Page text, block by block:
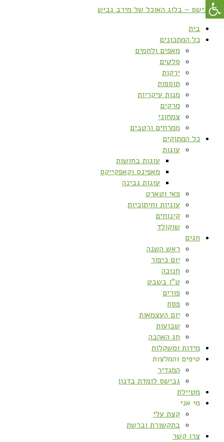
בית
כל המתכונים
מאפים ולחמים
סלטים
ירקות
תוספות
מנות עיקריות
מרקים
צמחוני
ממרחים ורטבים
כל המתוקים
עוגות
עוגות בחושות
מאפינס וקאפקייקס
עוגות גבינה
פאי וטארט
עוגיות וחיתוכיות
קינוחים
שוקולד
חגים
ראש השנה
יום כיפור
חנוכה
ט”ו בשבט
פורים
פסח
יום העצמאות
שבועות
חג האהבה
מידות ומשקלות
טיפים והמלצות
המגדיר
גבישס לומדת בדנון
מטיילת
מי אני
קצת עלי
בתקשורת וברשת
צרו קשר